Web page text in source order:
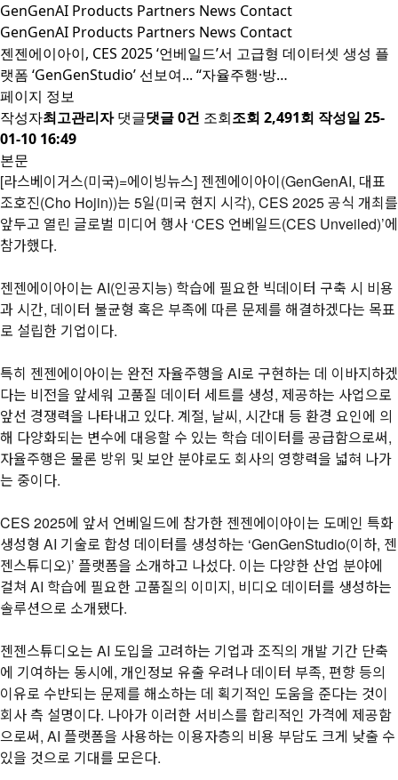
GenGenAI Products Partners News Contact
GenGenAI Products Partners News Contact
젠젠에이아이, CES 2025 ‘언베일드’서 고급형 데이터셋 생성 플
랫폼 ‘GenGenStudio’ 선보여... “자율주행·방…
페이지 정보
작성자최고관리자 댓글댓글 0건 조회조회 2,491회 작성일 25-
01-10 16:49
본문
[라스베이거스(미국)=에이빙뉴스] 젠젠에이아이(GenGenAI, 대표
조호진(Cho Hojin))는 5일(미국 현지 시각), CES 2025 공식 개최를
앞두고 열린 글로벌 미디어 행사 ‘CES 언베일드(CES Unveiled)’에
참가했다.
젠젠에이아이는 AI(인공지능) 학습에 필요한 빅데이터 구축 시 비용
과 시간, 데이터 불균형 혹은 부족에 따른 문제를 해결하겠다는 목표
로 설립한 기업이다.
특히 젠젠에이아이는 완전 자율주행을 AI로 구현하는 데 이바지하겠
다는 비전을 앞세워 고품질 데이터 세트를 생성, 제공하는 사업으로
앞선 경쟁력을 나타내고 있다. 계절, 날씨, 시간대 등 환경 요인에 의
해 다양화되는 변수에 대응할 수 있는 학습 데이터를 공급함으로써,
자율주행은 물론 방위 및 보안 분야로도 회사의 영향력을 넓혀 나가
는 중이다.
CES 2025에 앞서 언베일드에 참가한 젠젠에이아이는 도메인 특화
생성형 AI 기술로 합성 데이터를 생성하는 ‘GenGenStudio(이하, 젠
젠스튜디오)’ 플랫폼을 소개하고 나섰다. 이는 다양한 산업 분야에
걸쳐 AI 학습에 필요한 고품질의 이미지, 비디오 데이터를 생성하는
솔루션으로 소개됐다.
젠젠스튜디오는 AI 도입을 고려하는 기업과 조직의 개발 기간 단축
에 기여하는 동시에, 개인정보 유출 우려나 데이터 부족, 편향 등의
이유로 수반되는 문제를 해소하는 데 획기적인 도움을 준다는 것이
회사 측 설명이다. 나아가 이러한 서비스를 합리적인 가격에 제공함
으로써, AI 플랫폼을 사용하는 이용자층의 비용 부담도 크게 낮출 수
있을 것으로 기대를 모은다.